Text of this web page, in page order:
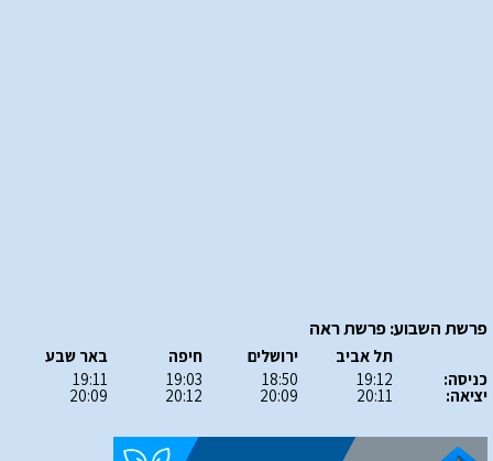
פרשת השבוע: פרשת ראה
כניסה:
יציאה:
תל אביב
19:12
20:11
ירושלים
18:50
20:09
חיפה
19:03
20:12
באר שבע
19:11
20:09